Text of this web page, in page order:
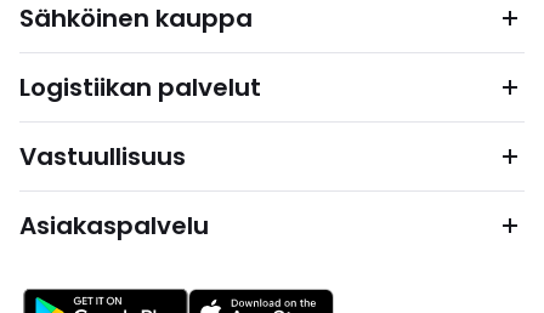
Sähköinen kauppa
Logistiikan palvelut
Vastuullisuus
Asiakaspalvelu